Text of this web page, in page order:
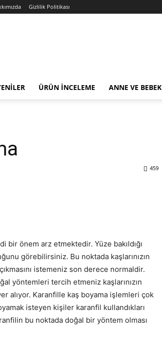
Gizlilik Politikası
ÜRÜN İNCELEME ANNE VE BEBEK
459
önem arz etmektedir. Yüze bakıldığı
görebilirsiniz. Bu noktada kaşlarınızın
istemeniz son derece normaldir.
yöntemleri tercih etmeniz kaşlarınızın
alıyor. Karanfille kaş boyama işlemleri çok
isteyen kişiler karanfil kullandıkları
bu noktada doğal bir yöntem olması